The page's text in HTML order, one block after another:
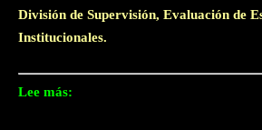
División de Supervisión, Evaluación de
Institucionales.
Lee más: